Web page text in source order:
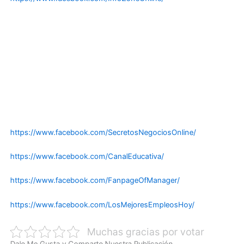
https://www.facebook.com/SecretosNegociosOnline/
https://www.facebook.com/CanalEducativa/
https://www.facebook.com/FanpageOfManager/
https://www.facebook.com/LosMejoresEmpleosHoy/
Muchas gracias por votar